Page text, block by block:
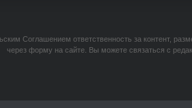
Соглашением ответственность за контент,
через форму на сайте. Вы можете связаться с